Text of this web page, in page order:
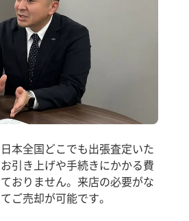
本全国どこでも出張査定いた
引き上げや手続きにかかる費
おりません。来店の必要がな
ご売却が可能です。